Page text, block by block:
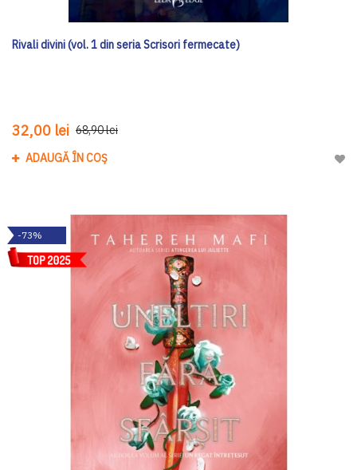
Rivali divini (vol. 1 din seria Scrisori fermecate)
32,00 lei 68,90 lei
ADAUGĂ ÎN COȘ
-73%